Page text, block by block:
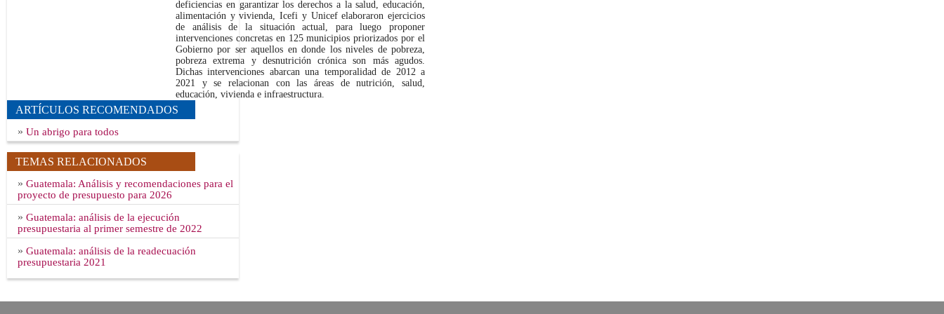
deficiencias en garantizar los derechos a la salud, educación,
alimentación y vivienda, Icefi y Unicef elaboraron ejercicios
de análisis de la situación actual, para luego proponer
intervenciones concretas en 125 municipios priorizados por el
Gobierno por ser aquellos en donde los niveles de pobreza,
pobreza extrema y desnutrición crónica son más agudos.
Dichas intervenciones abarcan una temporalidad de 2012 a
2021 y se relacionan con las áreas de nutrición, salud,
educación, vivienda e infraestructura.
ARTÍCULOS RECOMENDADOS
» Un abrigo para todos
TEMAS RELACIONADOS
» Guatemala: Análisis y recomendaciones para el
proyecto de presupuesto para 2026
» Guatemala: análisis de la ejecución
presupuestaria al primer semestre de 2022
» Guatemala: análisis de la readecuación
presupuestaria 2021